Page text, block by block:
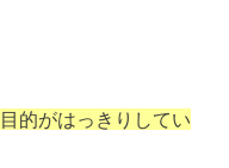
的がはっきりしてい